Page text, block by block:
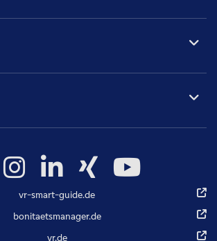
vr-smart-guide.de
bonitaetsmanager.de
vr.de